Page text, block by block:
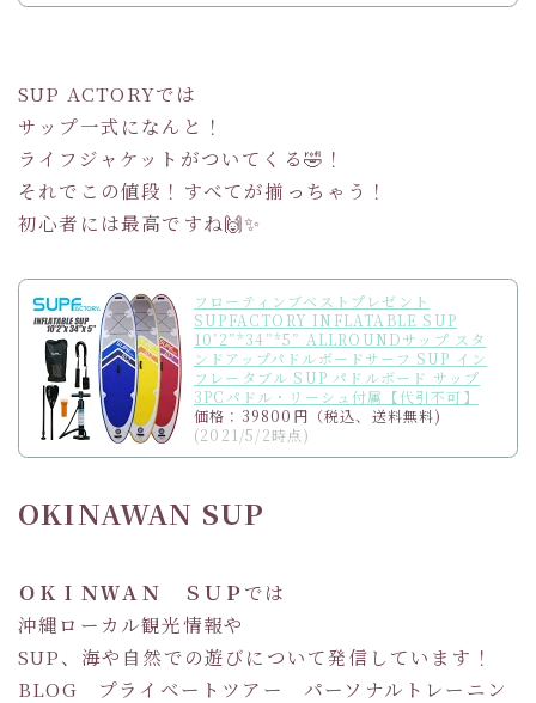
SUP ACTORYでは
サップ一式になんと！
ライフジャケットがついてくる🤣！
それでこの値段！すべてが揃っちゃう！
初心者には最高ですね🙌✨
フローティンブベストプレゼント
SUPFACTORY INFLATABLE SUP
10’2”*34”*5” ALLROUNDサップ スタ
ンドアップパドルボードサーフ SUP イン
フレータブル SUP パドルボード サップ
3PCパドル・リーシュ付属【代引不可】
価格：39800円（税込、送料無料)
(2021/5/2時点)
OKINAWAN SUP
ＯＫＩＮＷＡＮ ＳＵＰ では
沖縄ローカル観光情報や
SUP、海や自然での遊びについて発信しています！
BLOG プライベートツアー パーソナルトレーニン